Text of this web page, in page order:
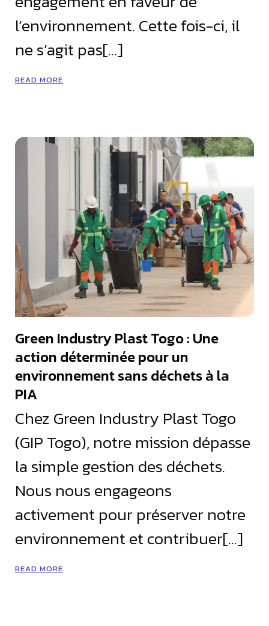
l’environnement. Cette fois-ci, il
ne s’agit pas[…]
READ MORE
Green Industry Plast Togo : Une
action déterminée pour un
environnement sans déchets à la
PIA
Chez Green Industry Plast Togo
(GIP Togo), notre mission dépasse
la simple gestion des déchets.
Nous nous engageons
activement pour préserver notre
environnement et contribuer[…]
READ MORE